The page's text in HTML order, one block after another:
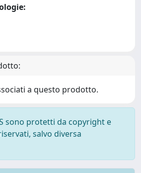
a questo prodotto.
sono protetti da copyright e
salvo diversa